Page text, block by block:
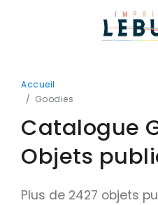
NOS PRODUITS
BASIQUE
Cartes de visite
Cartes de
Flyers
CONTACT
CONNEXION
DEVIS GRATUIT
Accueil
Goodies
Catalogue
Objets
Plus de 2427 objets